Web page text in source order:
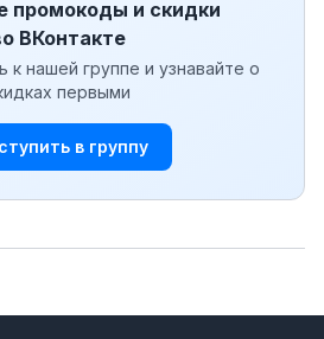
промокоды и скидки
ВКонтакте
к нашей группе и узнавайте о
первыми
в группу